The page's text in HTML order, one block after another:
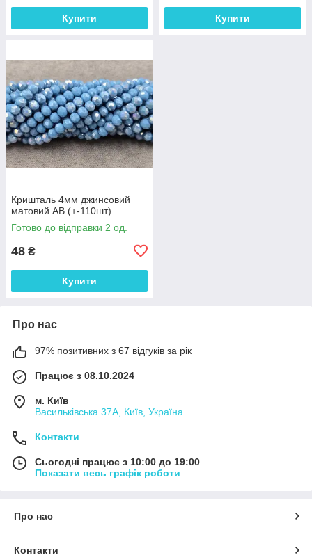
Купити Купити
Кришталь 4мм джинсовий
матовий АВ (+-110шт)
Готово до відправки 2 од.
48 ₴
Купити
Про нас
97% позитивних з 67 відгуків за рік
Працює з 08.10.2024
м. Київ
Васильківська 37А, Київ, Україна
Контакти
Сьогодні працює з 10:00 до 19:00
Показати весь графік роботи
Про нас
Контакти